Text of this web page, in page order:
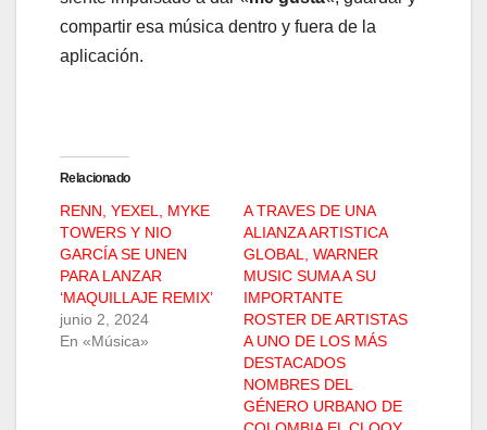
compartir esa música dentro y fuera de la
aplicación.
Relacionado
RENN, YEXEL, MYKE
TOWERS Y NIO
GARCÍA SE UNEN
PARA LANZAR
‘MAQUILLAJE REMIX’
junio 2, 2024
En «Música»
A TRAVES DE UNA
ALIANZA ARTISTICA
GLOBAL, WARNER
MUSIC SUMA A SU
IMPORTANTE
ROSTER DE ARTISTAS
A UNO DE LOS MÁS
DESTACADOS
NOMBRES DEL
GÉNERO URBANO DE